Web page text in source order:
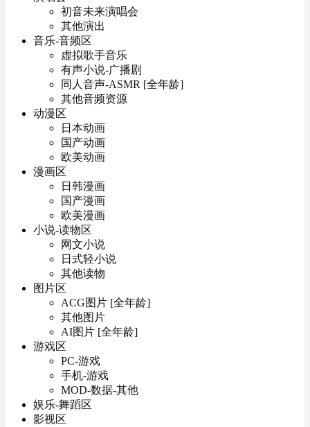
初音未来演唱会
其他演出
音乐-音频区
虚拟歌手音乐
有声小说-广播剧
同人音声-ASMR [全年龄]
其他音频资源
动漫区
日本动画
国产动画
欧美动画
漫画区
日韩漫画
国产漫画
欧美漫画
小说-读物区
网文小说
日式轻小说
其他读物
图片区
ACG图片 [全年龄]
其他图片
AI图片 [全年龄]
游戏区
PC-游戏
手机-游戏
MOD-数据-其他
娱乐-舞蹈区
影视区